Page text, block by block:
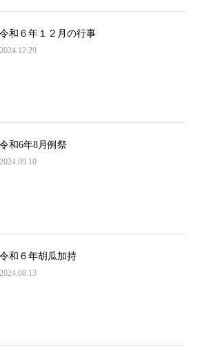
令和６年１２月の行事
2024.12.29
令和6年8月例祭
2024.09.10
令和６年胡瓜加持
2024.08.13